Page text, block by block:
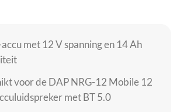
met 12 V spanning en 14 Ah
voor de DAP NRG-12 Mobile 12
met BT 5.0